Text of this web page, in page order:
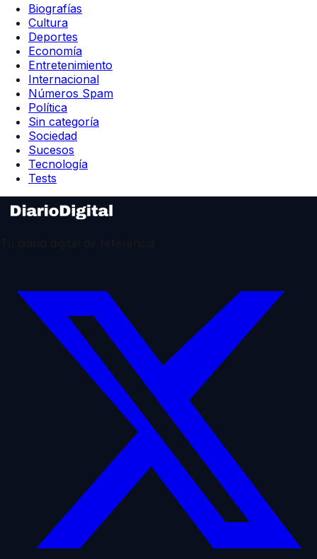
Biografías
Cultura
Deportes
Economía
Entretenimiento
Internacional
Números Spam
Política
Sin categoría
Sociedad
Sucesos
Tecnología
Tests